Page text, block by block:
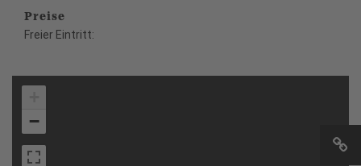
Preise
Freier Eintritt:
−